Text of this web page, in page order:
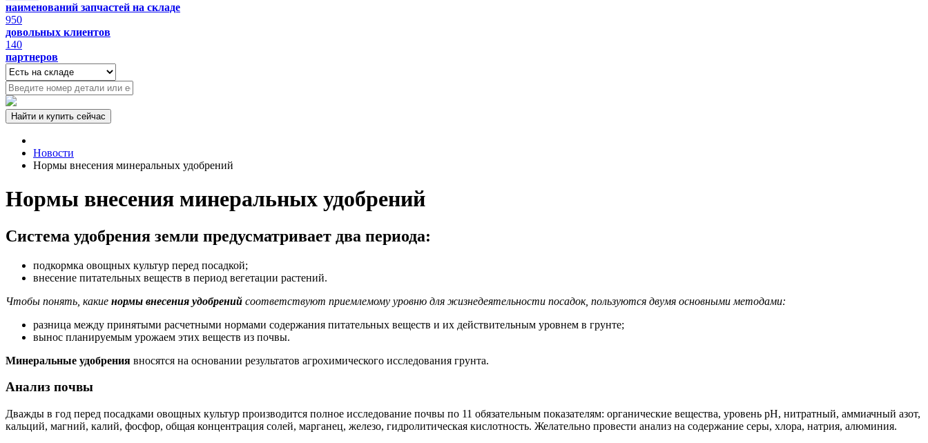
наименований запчастей на складе
950
довольных клиентов
140
партнеров
Новости
Нормы внесения минеральных удобрений
Нормы внесения минеральных удобрений
Система удобрения земли предусматривает два периода:
подкормка овощных культур перед посадкой;
внесение питательных веществ в период вегетации растений.
Чтобы понять, какие нормы внесения удобрений соответствуют приемлемому уровню для жизнедеятельности посадок, пользуются двумя основными методами:
разница между принятыми расчетными нормами содержания питательных веществ и их действительным уровнем в грунте;
вынос планируемым урожаем этих веществ из почвы.
Минеральные удобрения вносятся на основании результатов агрохимического исследования грунта.
Анализ почвы
Дважды в год перед посадками овощных культур производится полное исследование почвы по 11 обязательным показателям: органические вещества, уровень pH, нитратный, аммиачный азот,
кальций, магний, калий, фосфор, общая концентрация солей, марганец, железо, гидролитическая кислотность. Желательно провести анализ на содержание серы, хлора, натрия, алюминия.